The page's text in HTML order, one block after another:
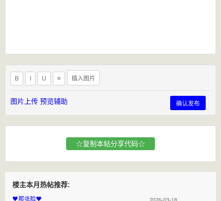
B U ≡ 插入图片
图片上传 预览辅助 确认发布
☆复制本帖分享代码☆
楼主本月热帖推荐:
🖤那张脸🖤